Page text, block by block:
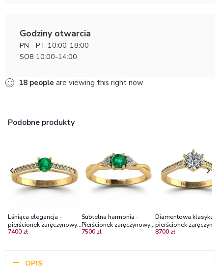
Godziny otwarcia
PN - PT 10:00-18:00
SOB 10:00-14:00
18 people are viewing this right now
Podobne produkty
Lśniąca elegancja -
pierścionek zaręczynowy,
żółte złoto ze
7400 zł
Subtelna harmonia -
Pierścionek zaręczynowy z
żółtego złota ze
7500 zł
Diamentowa klasyka -
pierścionek
żółte złoto z
8700 zł
OPIS